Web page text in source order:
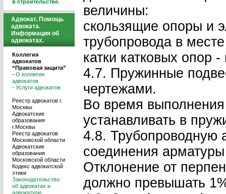
в строительстве.
Адвокат. Помощь
адвоката.
Информация об
адвокатах.
Коллегия
адвокатов
“Правовая защита”
- О коллегии
адвокатов
- Услуги адвокатов
Реестр адвокатов г.
Москвы
Адвокатские
образования
г.Москвы
Реестр адвокатов
Московской области
Адвокатские
образования
Московской области
Кодекс адвокатской
этики
Законодательство
об адвокатах и
адвокатуре
величины:
скользящие опоры и
трубопровода в
катки катковых опор
4.7. Пружинные
чертежами.
Во время
устанавливать в
4.8. Трубопроводную
соединения
Отклонение от
должно превышать